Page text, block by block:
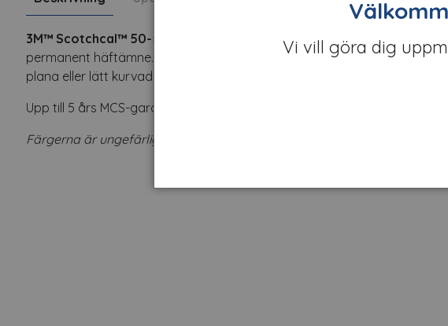
3M™ Scotchcal™ 50-54 Gold.
50-serien är en polymer kalendrerad
permanent häftämne. Lättskuren och lättrensad. Finns i över 40 färger.
plana eller lätt kurvade ytor.
Upp till 5 års MCS-garanti.
Färgerna är ungefärliga.
Vi vill göra dig